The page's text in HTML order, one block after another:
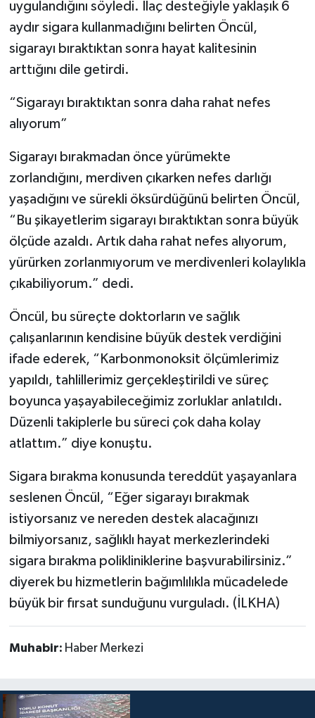
uygulandığını söyledi. İlaç desteğiyle yaklaşık 6
aydır sigara kullanmadığını belirten Öncül,
sigarayı bıraktıktan sonra hayat kalitesinin
arttığını dile getirdi.
“Sigarayı bıraktıktan sonra daha rahat nefes
alıyorum”
Sigarayı bırakmadan önce yürümekte
zorlandığını, merdiven çıkarken nefes darlığı
yaşadığını ve sürekli öksürdüğünü belirten Öncül,
“Bu şikayetlerim sigarayı bıraktıktan sonra büyük
ölçüde azaldı. Artık daha rahat nefes alıyorum,
yürürken zorlanmıyorum ve merdivenleri kolaylıkla
çıkabiliyorum.” dedi.
Öncül, bu süreçte doktorların ve sağlık
çalışanlarının kendisine büyük destek verdiğini
ifade ederek, “Karbonmonoksit ölçümlerimiz
yapıldı, tahlillerimiz gerçekleştirildi ve süreç
boyunca yaşayabileceğimiz zorluklar anlatıldı.
Düzenli takiplerle bu süreci çok daha kolay
atlattım.” diye konuştu.
Sigara bırakma konusunda tereddüt yaşayanlara
seslenen Öncül, “Eğer sigarayı bırakmak
istiyorsanız ve nereden destek alacağınızı
bilmiyorsanız, sağlıklı hayat merkezlerindeki
sigara bırakma polikliniklerine başvurabilirsiniz.”
diyerek bu hizmetlerin bağımlılıkla mücadelede
büyük bir fırsat sunduğunu vurguladı. (İLKHA)
Muhabir: Haber Merkezi